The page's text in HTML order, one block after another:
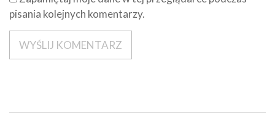
pisania kolejnych komentarzy.